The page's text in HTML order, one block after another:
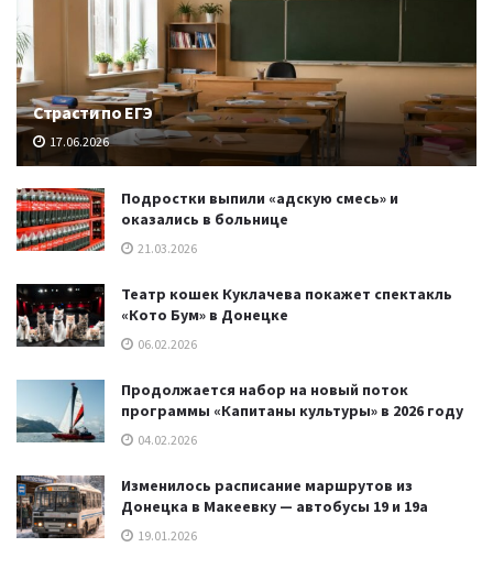
Страсти по ЕГЭ
17.06.2026
Подростки выпили «адскую смесь» и
оказались в больнице
21.03.2026
Театр кошек Куклачева покажет спектакль
«Кото Бум» в Донецке
06.02.2026
Продолжается набор на новый поток
программы «Капитаны культуры» в 2026 году
04.02.2026
Изменилось расписание маршрутов из
Донецка в Макеевку — автобусы 19 и 19а
19.01.2026